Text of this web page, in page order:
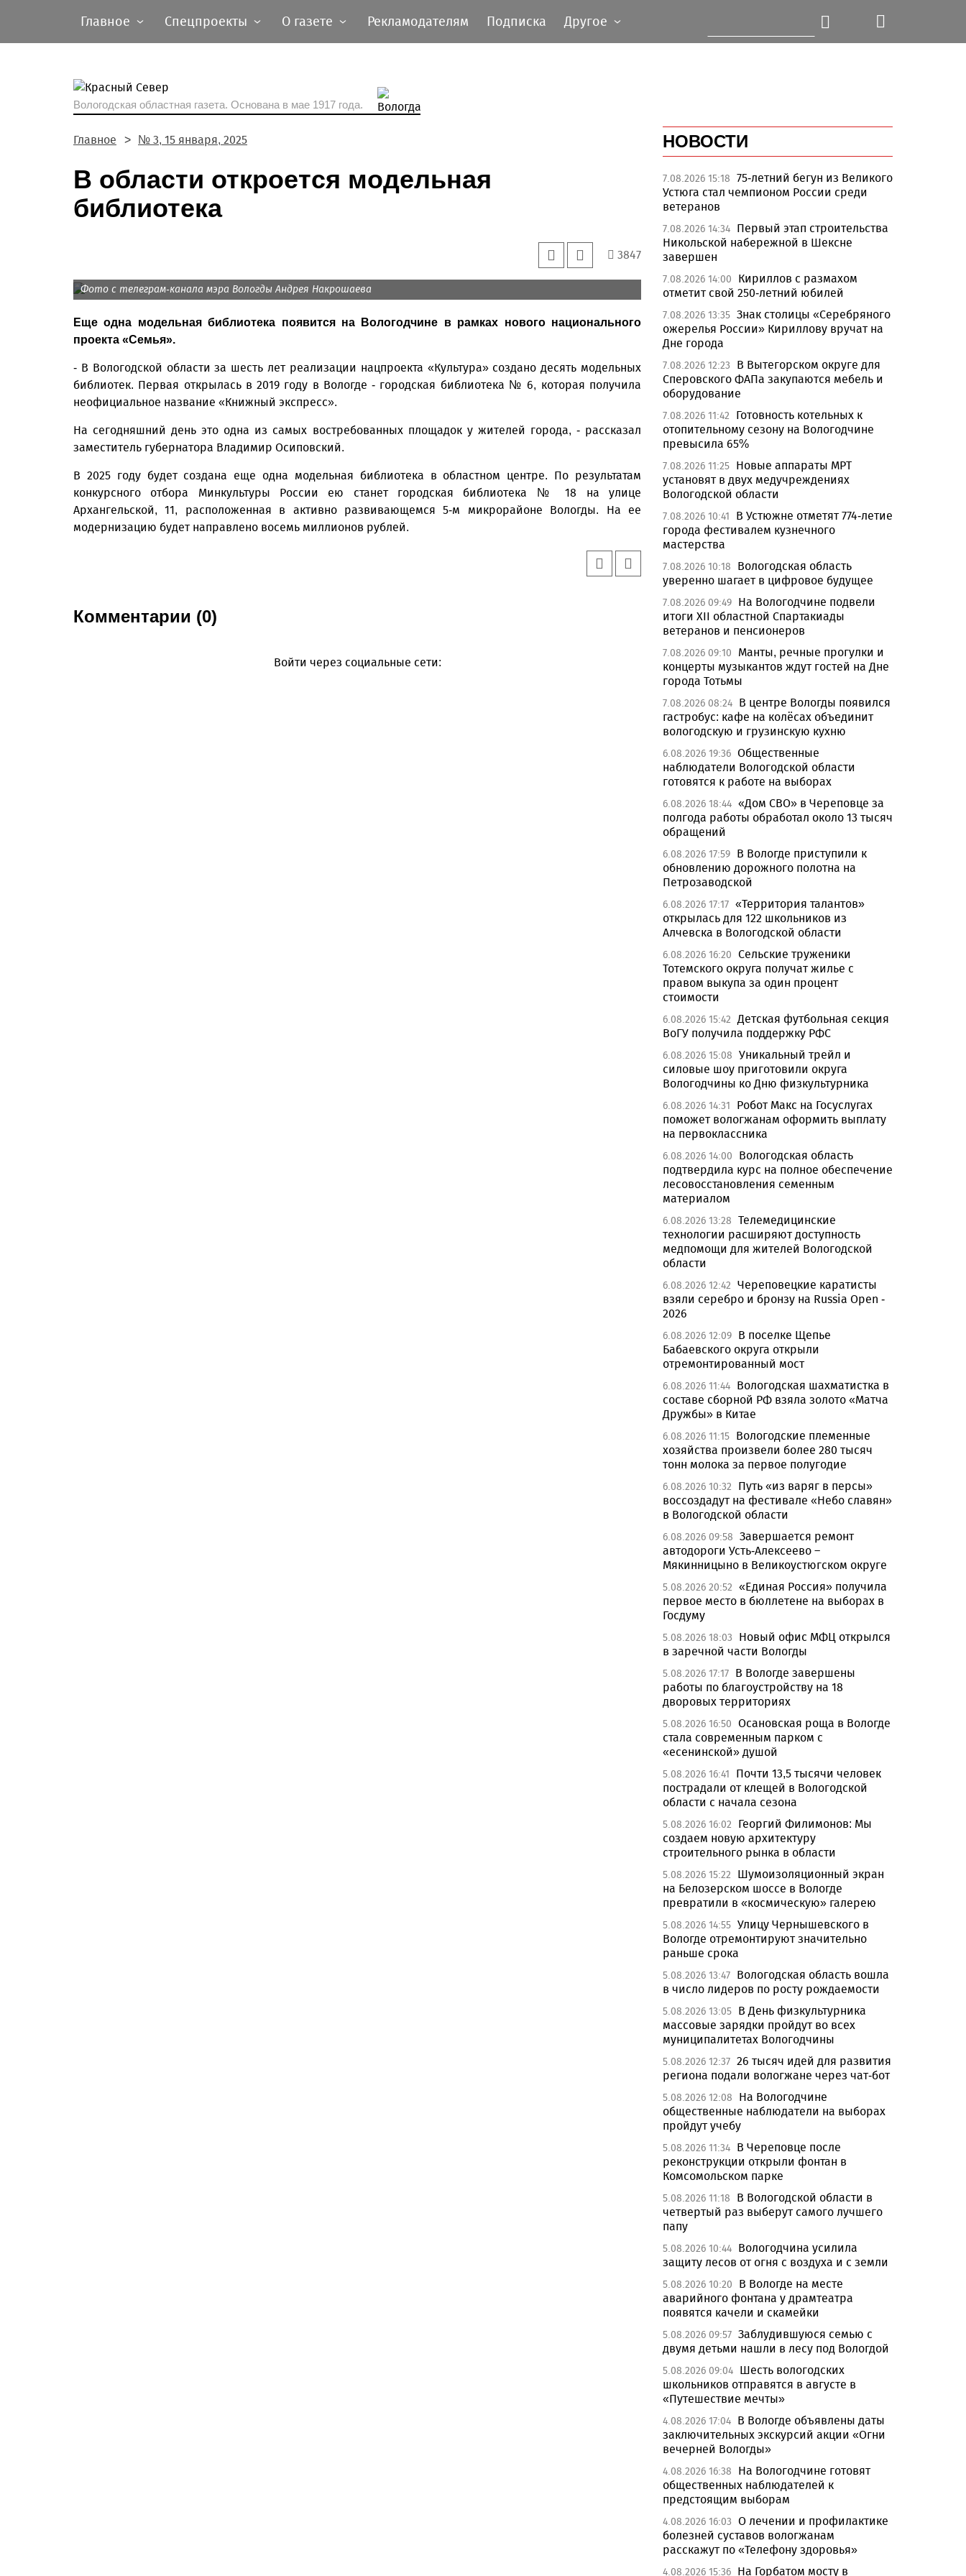
Главное Спецпроекты О газете Рекламодателям Подписка Другое
Вологодская областная газета. Основана в мае 1917 года.
Главное № 3, 15 января, 2025
В области откроется модельная
библиотека
3847
Фото с телеграм-канала мэра Вологды Андрея Накрошаева
Еще одна модельная библиотека появится на Вологодчине в рамках нового национального
проекта «Семья».
- В Вологодской области за шесть лет реализации нацпроекта «Культура» создано десять модельных
библиотек. Первая открылась в 2019 году в Вологде - городская библиотека № 6, которая получила
неофициальное название «Книжный экспресс».
На сегодняшний день это одна из самых востребованных площадок у жителей города, - рассказал
заместитель губернатора Владимир Осиповский.
В 2025 году будет создана еще одна модельная библиотека в областном центре. По результатам
конкурсного отбора Минкультуры России ею станет городская библиотека № 18 на улице
Архангельской, 11, расположенная в активно развивающемся 5-м микрорайоне Вологды. На ее
модернизацию будет направлено восемь миллионов рублей.
Комментарии (0)
Войти через социальные сети:
НОВОСТИ
7.08.2026 15:18 75-летний бегун из Великого
Устюга стал чемпионом России среди
ветеранов
7.08.2026 14:34 Первый этап строительства
Никольской набережной в Шексне
завершен
7.08.2026 14:00
Кириллов с размахом
отметит свой 250-летний юбилей
7.08.2026 13:35 Знак столицы «Серебряного
ожерелья России» Кириллову вручат на
Дне города
7.08.2026 12:23
В Вытегорском округе для
Сперовского ФАПа закупаются мебель и
оборудование
7.08.2026 11:42
Готовность котельных к
отопительному сезону на Вологодчине
превысила 65%
7.08.2026 11:25 Новые аппараты МРТ
установят в двух медучреждениях
Вологодской области
7.08.2026 10:41
В Устюжне отметят 774-летие
города фестивалем кузнечного
мастерства
7.08.2026 10:18
Вологодская область
уверенно шагает в цифровое будущее
7.08.2026 09:49 На Вологодчине подвели
итоги XII областной Спартакиады
ветеранов и пенсионеров
7.08.2026 09:10
Манты, речные прогулки и
концерты музыкантов ждут гостей на Дне
города Тотьмы
7.08.2026 08:24 В центре Вологды появился
гастробус: кафе на колёсах объединит
вологодскую и грузинскую кухню
6.08.2026 19:36 Общественные
наблюдатели Вологодской области
готовятся к работе на выборах
6.08.2026 18:44 «Дом СВО» в Череповце за
полгода работы обработал около 13 тысяч
обращений
6.08.2026 17:59 В Вологде приступили к
обновлению дорожного полотна на
Петрозаводской
6.08.2026 17:17 «Территория талантов»
открылась для 122 школьников из
Алчевска в Вологодской области
6.08.2026 16:20 Сельские труженики
Тотемского округа получат жилье с
правом выкупа за один процент
стоимости
6.08.2026 15:42 Детская футбольная секция
ВоГУ получила поддержку РФС
6.08.2026 15:08 Уникальный трейл и
силовые шоу приготовили округа
Вологодчины ко Дню физкультурника
6.08.2026 14:31
Робот Макс на Госуслугах
поможет вологжанам оформить выплату
на первоклассника
6.08.2026 14:00
Вологодская область
подтвердила курс на полное обеспечение
лесовосстановления семенным
материалом
6.08.2026 13:28 Телемедицинские
технологии расширяют доступность
медпомощи для жителей Вологодской
области
6.08.2026 12:42 Череповецкие каратисты
взяли серебро и бронзу на Russia Open -
2026
6.08.2026 12:09 В поселке Щепье
Бабаевского округа открыли
отремонтированный мост
6.08.2026 11:44 Вологодская шахматистка в
составе сборной РФ взяла золото «Матча
Дружбы» в Китае
6.08.2026 11:15 Вологодские племенные
хозяйства произвели более 280 тысяч
тонн молока за первое полугодие
6.08.2026 10:32
Путь «из варяг в персы»
воссоздадут на фестивале «Небо славян»
в Вологодской области
6.08.2026 09:58 Завершается ремонт
автодороги Усть-Алексеево –
Мякинницыно в Великоустюгском округе
5.08.2026 20:52 «Единая Россия» получила
первое место в бюллетене на выборах в
Госдуму
5.08.2026 18:03
Новый офис МФЦ открылся
в заречной части Вологды
5.08.2026 17:17 В Вологде завершены
работы по благоустройству на 18
дворовых территориях
5.08.2026 16:50 Осановская роща в Вологде
стала современным парком с
«есенинской» душой
5.08.2026 16:41
Почти 13,5 тысячи человек
пострадали от клещей в Вологодской
области с начала сезона
5.08.2026 16:02
Георгий Филимонов: Мы
создаем новую архитектуру
строительного рынка в области
5.08.2026 15:22
Шумоизоляционный экран
на Белозерском шоссе в Вологде
превратили в «космическую» галерею
5.08.2026 14:55 Улицу Чернышевского в
Вологде отремонтируют значительно
раньше срока
5.08.2026 13:47 Вологодская область вошла
в число лидеров по росту рождаемости
5.08.2026 13:05 В День физкультурника
массовые зарядки пройдут во всех
муниципалитетах Вологодчины
5.08.2026 12:37 26 тысяч идей для развития
региона подали вологжане через чат-бот
5.08.2026 12:08
На Вологодчине
общественные наблюдатели на выборах
пройдут учебу
5.08.2026 11:34 В Череповце после
реконструкции открыли фонтан в
Комсомольском парке
5.08.2026 11:18
В Вологодской области в
четвертый раз выберут самого лучшего
папу
5.08.2026 10:44 Вологодчина усилила
защиту лесов от огня с воздуха и с земли
5.08.2026 10:20
В Вологде на месте
аварийного фонтана у драмтеатра
появятся качели и скамейки
5.08.2026 09:57 Заблудившуюся семью с
двумя детьми нашли в лесу под Вологдой
5.08.2026 09:04 Шесть вологодских
школьников отправятся в августе в
«Путешествие мечты»
4.08.2026 17:04 В Вологде объявлены даты
заключительных экскурсий акции «Огни
вечерней Вологды»
4.08.2026 16:38
На Вологодчине готовят
общественных наблюдателей к
предстоящим выборам
4.08.2026 16:03 О лечении и профилактике
болезней суставов вологжанам
расскажут по «Телефону здоровья»
4.08.2026 15:36 На Горбатом мосту в